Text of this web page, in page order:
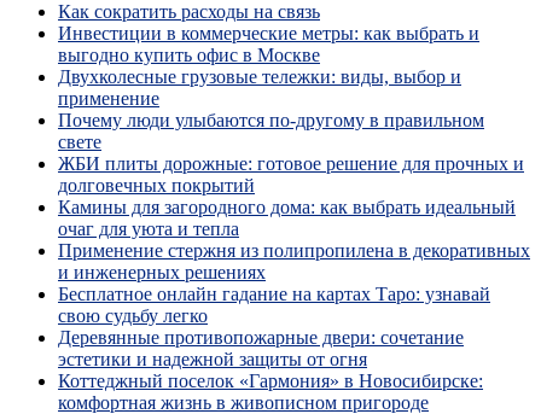
Как сократить расходы на связь
Инвестиции в коммерческие метры: как выбрать и
выгодно купить офис в Москве
Двухколесные грузовые тележки: виды, выбор и
применение
Почему люди улыбаются по‑другому в правильном
свете
ЖБИ плиты дорожные: готовое решение для прочных и
долговечных покрытий
Камины для загородного дома: как выбрать идеальный
очаг для уюта и тепла
Применение стержня из полипропилена в декоративных
и инженерных решениях
Бесплатное онлайн гадание на картах Таро: узнавай
свою судьбу легко
Деревянные противопожарные двери: сочетание
эстетики и надежной защиты от огня
Коттеджный поселок «Гармония» в Новосибирске:
комфортная жизнь в живописном пригороде